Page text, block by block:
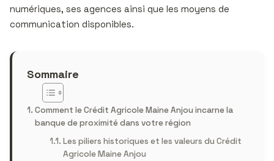
numériques, ses agences ainsi que les moyens de
communication disponibles.
Sommaire
Comment le Crédit Agricole Maine Anjou incarne la
banque de proximité dans votre région
Les piliers historiques et les valeurs du Crédit
Agricole Maine Anjou